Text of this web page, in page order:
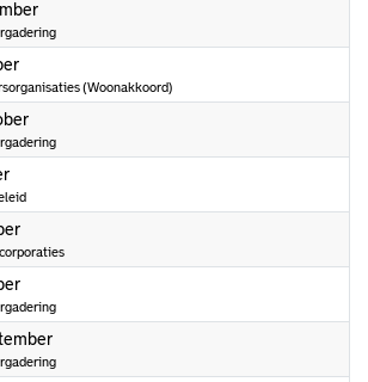
2022
2022
(Woonakkoord)
2022
2022
2022
2022
2022